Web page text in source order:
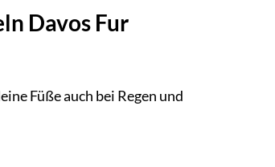
Davos Fur
Füße auch bei Regen und